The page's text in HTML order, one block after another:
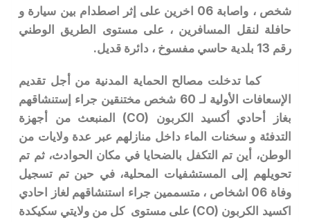
شخص ، واصابة 06 اخرين على إثر اصطدام بين سيارة و
حافلة لنقل المسافرين ، على مستوى الطريق الوطني
رقم 13 بلدية حاسي مفسوخ ، دائرة قديل.
كما تدخلت مصالح الحماية المدنية من أجل تقديم
الإسعافات الأولية لـ 60 شخص مختنقين جراء إستنشاقهم
بغاز أحادي أكسيد الكربون (CO) المنبعث من أجهزة
التدفئة و سخنات الماء داخل منازلهم عبر عدة ولايات من
الوطن، أين تم التكفل بالضحايا في مكان الحوادث، ثم تم
تحويلهم إلى المستشفيات المحلية، في حين تم تسجيل
وفاة 06 اشخاص ، متسممين جراء استنشاقهم لغاز احادي
اكسيد الكربون (CO) على مستوى كل من ولايتي سكيكدة